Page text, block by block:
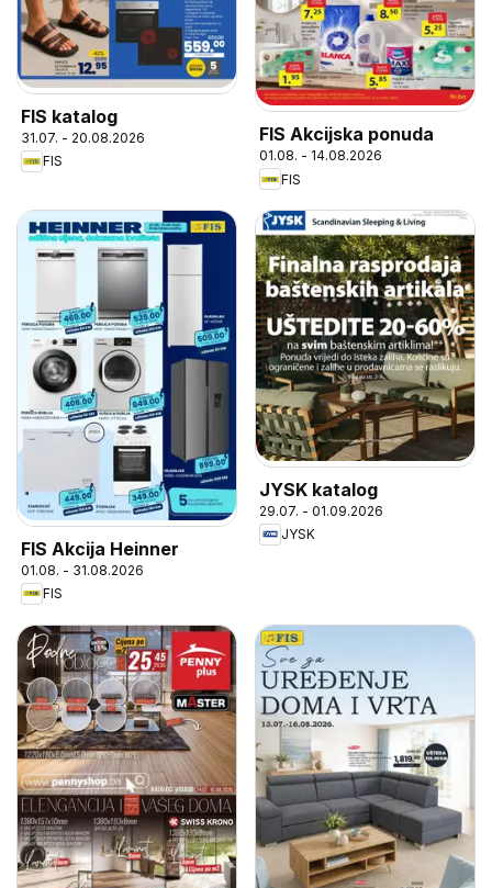
FIS katalog
31.07. - 20.08.2026
FIS
FIS Akcijska ponuda
01.08. - 14.08.2026
FIS
FIS Akcija Heinner
01.08. - 31.08.2026
FIS
JYSK katalog
29.07. - 01.09.2026
JYSK